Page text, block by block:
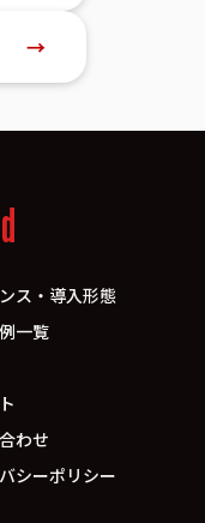
→
ス・導入形態
一覧
わせ
シーポリシー